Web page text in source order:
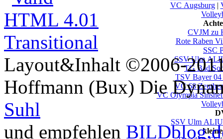
VC Augsburg|
CVJM zu
Rote Raben
SSC
SSV Ulm
TG Bad
TSV Bayer 04
VC 68
VC Olympia
SSV Ulm
Layout&Inhalt ©2006-
Hoffmann (Bux) Die
Suhl
und empfehlen